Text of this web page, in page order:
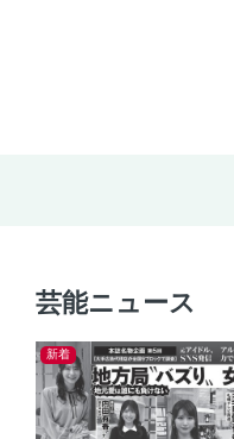
芸能ニュース
新着